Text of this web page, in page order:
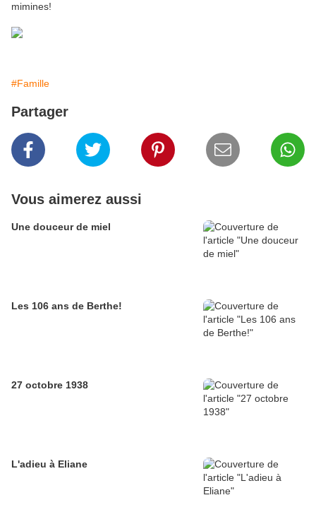
mimines!
#Famille
Partager
Vous aimerez aussi
Une douceur de miel
Les 106 ans de Berthe!
27 octobre 1938
L'adieu à Eliane